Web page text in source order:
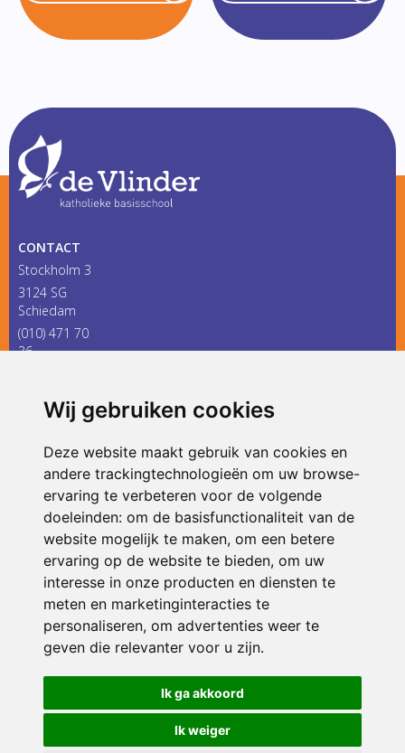
Wij gebruiken cookies
Deze website maakt gebruik van cookies en
andere trackingtechnologieën om uw browse-
ervaring te verbeteren voor de volgende
doeleinden: om de basisfunctionaliteit van de
website mogelijk te maken, om een betere
ervaring op de website te bieden, om uw
interesse in onze producten en diensten te
meten en marketinginteracties te
personaliseren, om advertenties weer te
geven die relevanter voor u zijn.
Ik ga akkoord
Ik weiger
CONTACT
Stockholm 3
3124 SG
Schiedam
(010) 471 70
36
ONDERDEEL VAN
© 2026 De Vlinder | Alle rechten voorbehouden
Privacy policy|Disclaimer| Klachtenregeling|RSIN en Anbi
voorkeuren
Crealisatie The MindOffice